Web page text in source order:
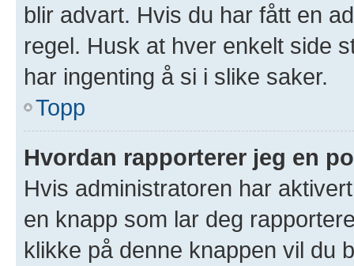
blir advart. Hvis du har fått en
regel. Husk at hver enkelt side
har ingenting å si i slike saker.
Topp
Hvordan rapporterer jeg en
Hvis administratoren har
en knapp som lar deg
klikke på denne knappen vil du